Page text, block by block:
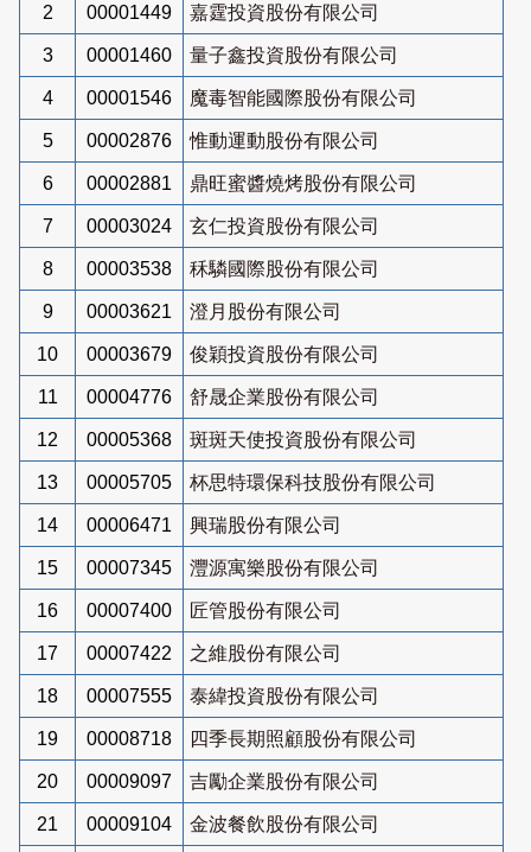
2 00001449 嘉霆投資股份有限公司
3 00001460 量子鑫投資股份有限公司
4 00001546 魔毒智能國際股份有限公司
5 00002876 惟動運動股份有限公司
6 00002881 鼎旺蜜醬燒烤股份有限公司
7 00003024 玄仁投資股份有限公司
8 00003538 秝驎國際股份有限公司
9 00003621 澄月股份有限公司
10 00003679 俊穎投資股份有限公司
11 00004776 舒晟企業股份有限公司
12 00005368 斑斑天使投資股份有限公司
13 00005705 杯思特環保科技股份有限公司
14 00006471 興瑞股份有限公司
15 00007345 灃源寓樂股份有限公司
16 00007400 匠管股份有限公司
17 00007422 之維股份有限公司
18 00007555 泰緯投資股份有限公司
19 00008718 四季長期照顧股份有限公司
20 00009097 吉勵企業股份有限公司
21 00009104 金波餐飲股份有限公司